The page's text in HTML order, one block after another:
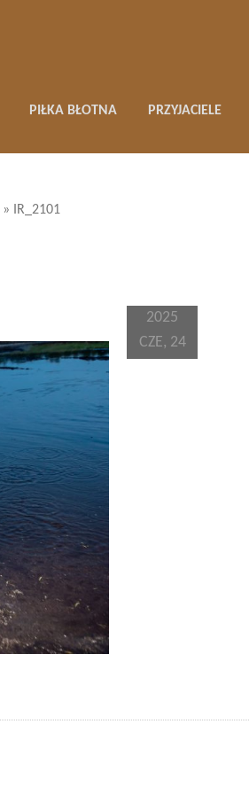
PIŁKA BŁOTNA PRZYJACIELE
» IR_2101
2025
CZE, 24